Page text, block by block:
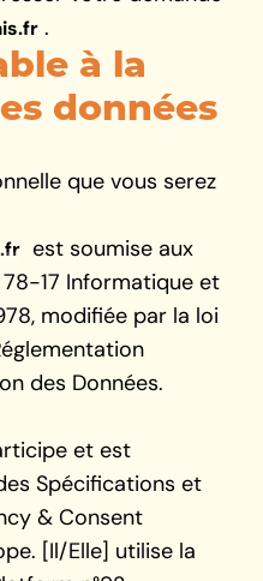
.
à la
données
que vous serez
est soumise aux
17 Informatique et
modifiée par la loi
des Données.
et est
Spécifications et
& Consent
[Il/Elle] utilise la